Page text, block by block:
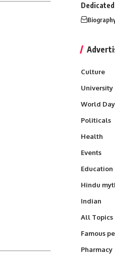
Culture
University
World Day
Politicals
Health
Events
Education
Hindu
Indian
All Topics
Famous
Pharmacy